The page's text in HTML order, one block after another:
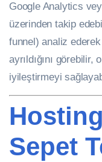
Google Analytics
üzerinden takip
funnel) analiz ederek
ayrıldığını görebilir,
iyileştirmeyi
Hosting
Sepet